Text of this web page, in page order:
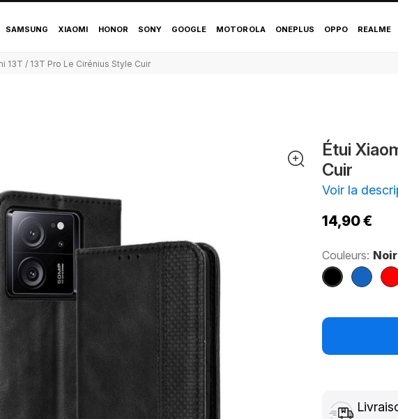
13T Pro Le Cirénius Style
SAMSUNG XIAOMI HONOR SONY GOOGLE MOTOROLA ONEPLUS OPPO REALME
13T / 13T Pro Le Cirénius Style Cuir
Étui
Cuir
Voir la
14,90 €
Couleurs: Noir
Noir Bleu